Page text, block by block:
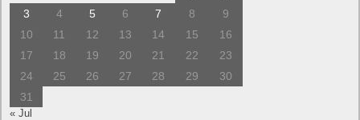
3
4 5 6 7 8
9
10
11 12 13 14 15
16
17
18 19 20 21 22
23
24
25 26 27 28 29
30
31
« Jul